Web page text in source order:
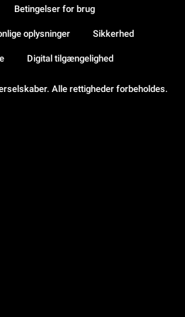
Alle rettigheder forbeholdes.
Betingelser for brug
oplysninger Sikkerhed
Digital tilgængelighed